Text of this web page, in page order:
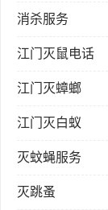
消杀服务
江门灭鼠电话
江门灭蟑螂
江门灭白蚁
灭蚊蝇服务
灭跳蚤